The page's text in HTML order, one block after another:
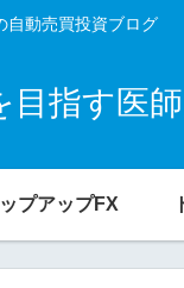
自動売買投資ブログ
目指す医
プアップFX